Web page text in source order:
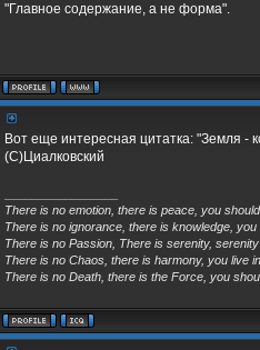
"Главное содержание, а не форма".
Вот еще интересная цитатка: "Земля -
(С)Циалковский
There is no emotion, there is peace, you
There is no ignorance, there is knowledge,
There is no Passion, There is serenity,
There is no Chaos, there is harmony, you live
There is no Death, there is the Force, you